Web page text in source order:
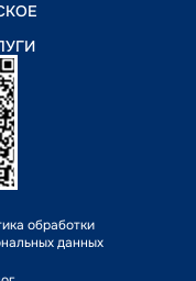
обработки
данных